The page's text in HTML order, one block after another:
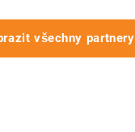
všechny partnery